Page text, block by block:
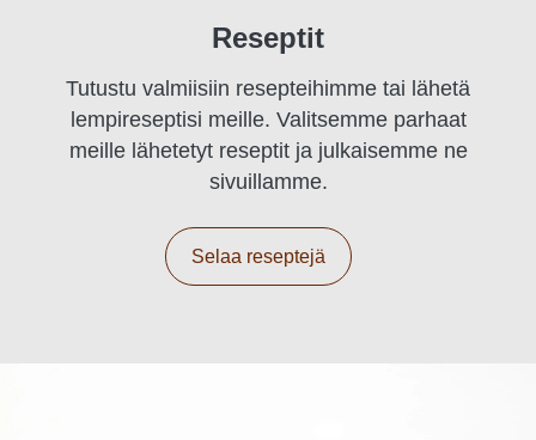
Reseptit
Tutustu valmiisiin resepteihimme tai lähetä
lempireseptisi meille. Valitsemme parhaat
meille lähetetyt reseptit ja julkaisemme ne
sivuillamme.
Selaa reseptejä